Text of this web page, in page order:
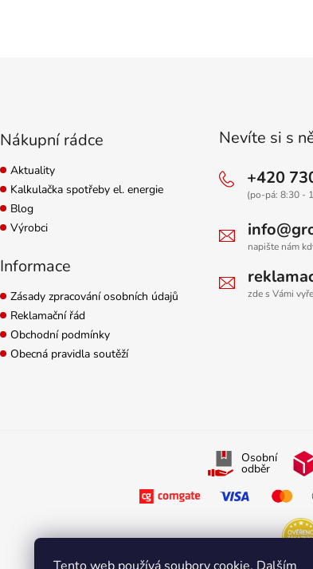
Nákupní rádce
Aktuality
Kalkulačka spotřeby el. energie
Blog
Výrobci
Informace
Zásady zpracování osobních údajů
Reklamační řád
Obchodní podmínky
Obecná pravidla soutěží
Nevíte si s
+420
(po-pá: 8:30 -
napište nám
zde s Vámi
Osobní
odběr